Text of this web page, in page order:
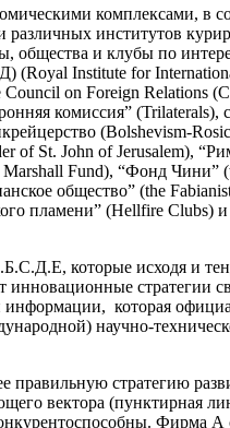
комплексами, в
институтов
общества и клубы по
(Royal Institute for
оn Foreign Relations
комиссия” (Trilaterals),
(Bolshevism-
of St. John of Jerusalem),
Fund), “Фонд Чини”
общество” (the
пламени” (Hellfire Clubs)
которые исходя и
стратегии
информации, которая
научно-
правильную стратегию
вектора (пунктирная
Фирма А